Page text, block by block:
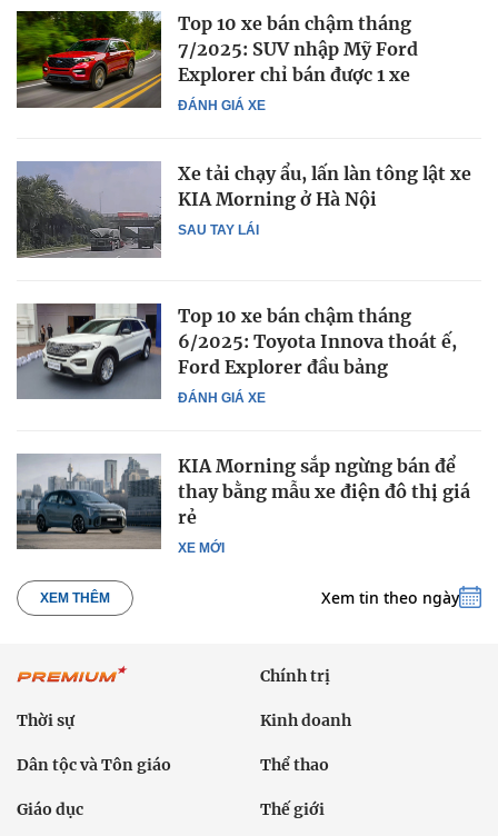
ĐÁNH GIÁ XE
Top 10 xe bán chậm tháng
7/2025: SUV nhập Mỹ Ford
Explorer chỉ bán được 1 xe
SAU TAY LÁI
Xe tải chạy ẩu, lấn làn tông lật xe
KIA Morning ở Hà Nội
ĐÁNH GIÁ XE
Top 10 xe bán chậm tháng
6/2025: Toyota Innova thoát ế,
Ford Explorer đầu bảng
XE MỚI
KIA Morning sắp ngừng bán để
thay bằng mẫu xe điện đô thị giá
rẻ
XEM THÊM Xem tin theo ngày
Chính trị
Thời sự Kinh doanh
Dân tộc và Tôn giáo Thể thao
Giáo dục Thế giới